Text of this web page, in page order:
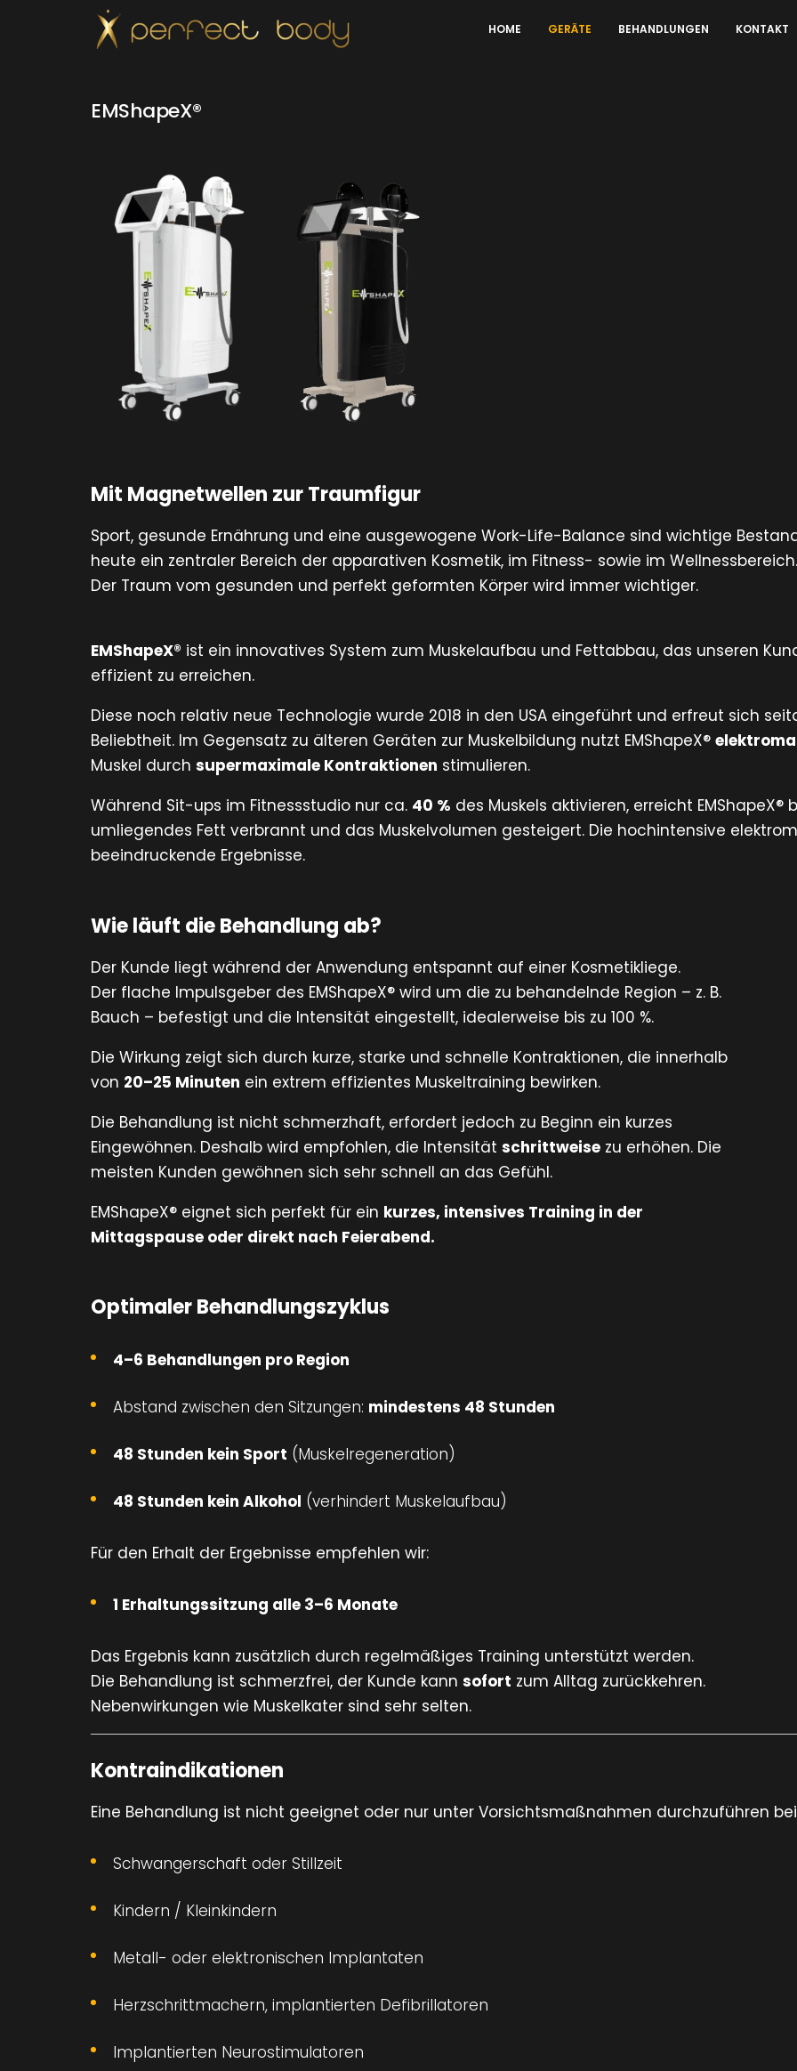
HOME GERÄTE BEHANDLUNGEN KONTAKT
EMShapeX®
Mit Magnetwellen zur Traumfigur
Sport, gesunde Ernährung und eine ausgewogene Work-Life-Balance sind wichtige
heute ein zentraler Bereich der apparativen Kosmetik, im Fitness- sowie im Wellnessbereich.
Der Traum vom gesunden und perfekt geformten Körper wird immer wichtiger.
EMShapeX® ist ein innovatives System zum Muskelaufbau und Fettabbau, das unseren
effizient zu erreichen.
Diese noch relativ neue Technologie wurde 2018 in den USA eingeführt und erfreut sich
Beliebtheit. Im Gegensatz zu älteren Geräten zur Muskelbildung nutzt EMShapeX®
Muskel durch supermaximale Kontraktionen stimulieren.
Während Sit-ups im Fitnessstudio nur ca. 40 % des Muskels aktivieren, erreicht EMShapeX®
umliegendes Fett verbrannt und das Muskelvolumen gesteigert. Die hochintensive
beeindruckende Ergebnisse.
Wie läuft die Behandlung ab?
Der Kunde liegt während der Anwendung entspannt auf einer Kosmetikliege.
Der flache Impulsgeber des EMShapeX® wird um die zu behandelnde Region – z. B.
Bauch – befestigt und die Intensität eingestellt, idealerweise bis zu 100 %.
Die Wirkung zeigt sich durch kurze, starke und schnelle Kontraktionen, die innerhalb
von 20–25 Minuten ein extrem effizientes Muskeltraining bewirken.
Die Behandlung ist nicht schmerzhaft, erfordert jedoch zu Beginn ein kurzes
Eingewöhnen. Deshalb wird empfohlen, die Intensität schrittweise zu erhöhen. Die
meisten Kunden gewöhnen sich sehr schnell an das Gefühl.
EMShapeX® eignet sich perfekt für ein kurzes, intensives Training in der
Mittagspause oder direkt nach Feierabend.
Optimaler Behandlungszyklus
4–6 Behandlungen pro Region
Abstand zwischen den Sitzungen: mindestens 48 Stunden
48 Stunden kein Sport (Muskelregeneration)
48 Stunden kein Alkohol (verhindert Muskelaufbau)
Für den Erhalt der Ergebnisse empfehlen wir:
1 Erhaltungssitzung alle 3–6 Monate
Das Ergebnis kann zusätzlich durch regelmäßiges Training unterstützt werden.
Die Behandlung ist schmerzfrei, der Kunde kann sofort zum Alltag zurückkehren.
Nebenwirkungen wie Muskelkater sind sehr selten.
Kontraindikationen
Eine Behandlung ist nicht geeignet oder nur unter Vorsichtsmaßnahmen durchzuführen
Schwangerschaft oder Stillzeit
Kindern / Kleinkindern
Metall- oder elektronischen Implantaten
Herzschrittmachern, implantierten Defibrillatoren
Implantierten Neurostimulatoren